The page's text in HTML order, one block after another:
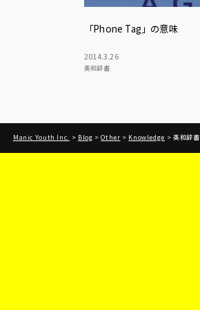
「Phone Tag」の意味
2014.3.26
英和辞書
Manic Youth Inc. > Blog >Other > Knowledge > 英和辞書